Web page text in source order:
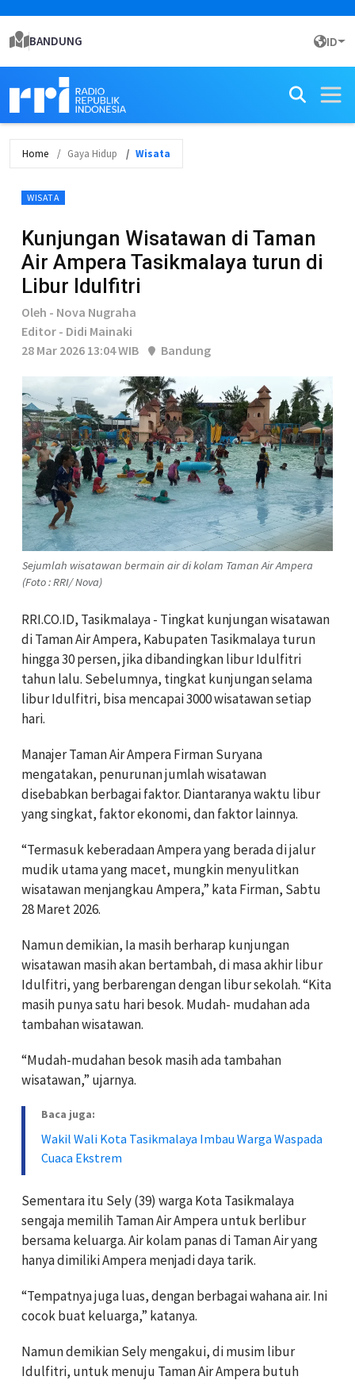
BANDUNG ID
Home Gaya Hidup Wisata
WISATA
Kunjungan Wisatawan di Taman
Air Ampera Tasikmalaya turun di
Libur Idulfitri
Oleh - Nova Nugraha
Editor - Didi Mainaki
28 Mar 2026 13:04 WIB
Bandung
Sejumlah wisatawan bermain air di kolam Taman Air Ampera
(Foto : RRI/ Nova)
RRI.CO.ID, Tasikmalaya - Tingkat kunjungan wisatawan
di Taman Air Ampera, Kabupaten Tasikmalaya turun
hingga 30 persen, jika dibandingkan libur Idulfitri
tahun lalu. Sebelumnya, tingkat kunjungan selama
libur Idulfitri, bisa mencapai 3000 wisatawan setiap
hari.
Manajer Taman Air Ampera Firman Suryana
mengatakan, penurunan jumlah wisatawan
disebabkan berbagai faktor. Diantaranya waktu libur
yang singkat, faktor ekonomi, dan faktor lainnya.
“Termasuk keberadaan Ampera yang berada di jalur
mudik utama yang macet, mungkin menyulitkan
wisatawan menjangkau Ampera,” kata Firman, Sabtu
28 Maret 2026.
Namun demikian, Ia masih berharap kunjungan
wisatawan masih akan bertambah, di masa akhir libur
Idulfitri, yang berbarengan dengan libur sekolah. “Kita
masih punya satu hari besok. Mudah- mudahan ada
tambahan wisatawan.
“Mudah-mudahan besok masih ada tambahan
wisatawan,” ujarnya.
Baca juga:
Wakil Wali Kota Tasikmalaya Imbau Warga Waspada
Cuaca Ekstrem
Sementara itu Sely (39) warga Kota Tasikmalaya
sengaja memilih Taman Air Ampera untuk berlibur
bersama keluarga. Air kolam panas di Taman Air yang
hanya dimiliki Ampera menjadi daya tarik.
“Tempatnya juga luas, dengan berbagai wahana air. Ini
cocok buat keluarga,” katanya.
Namun demikian Sely mengakui, di musim libur
Idulfitri, untuk menuju Taman Air Ampera butuh